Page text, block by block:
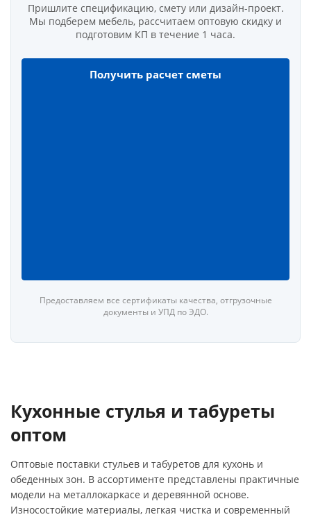
Пришлите спецификацию, смету или дизайн-проект.
Мы подберем мебель, рассчитаем оптовую скидку и
подготовим КП в течение 1 часа.
Получить расчет сметы
Предоставляем все сертификаты качества, отгрузочные
документы и УПД по ЭДО.
Кухонные стулья и табуреты
оптом
Оптовые поставки стульев и табуретов для кухонь и
обеденных зон. В ассортименте представлены практичные
модели на металлокаркасе и деревянной основе.
Износостойкие материалы, легкая чистка и современный